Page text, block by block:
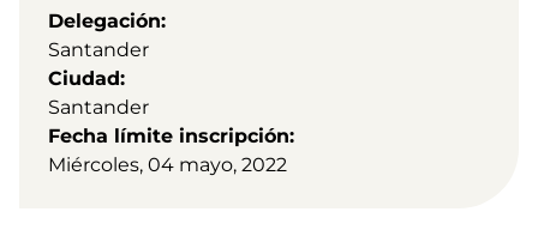
Delegación
Santander
Ciudad
Santander
Fecha límite inscripción
Miércoles, 04 mayo, 2022